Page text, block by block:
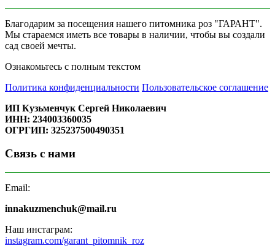
Благодарим за посещения нашего питомника роз "ГАРАНТ".
Мы стараемся иметь все товары в наличии, чтобы вы создали
сад своей мечты.
Ознакомьтесь с полным текстом
Политика конфиденциальности Пользовательское соглашение
ИП Кузьменчук Сергей Николаевич
ИНН: 234003360035
ОГРГИП: 325237500490351
Связь с нами
Email:
innakuzmenchuk@mail.ru
Наш инстаграм:
instagram.com/garant_pitomnik_roz